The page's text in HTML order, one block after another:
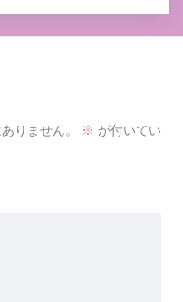
りません。 ※ が付いてい